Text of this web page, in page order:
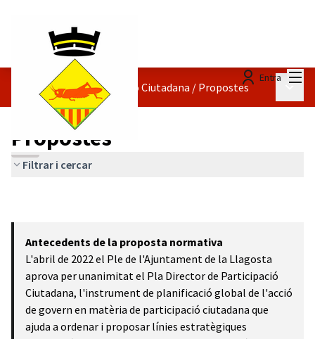
Entra
Reglament de Participació Ciutadana / Propostes
Propostes
Filtrar i cercar
Antecedents de la proposta normativa
L'abril de 2022 el Ple de l'Ajuntament de la Llagosta
aprova per unanimitat el Pla Director de Participació
Ciutadana, l'instrument de planificació global de l'acció
de govern en matèria de participació ciutadana que
ajuda a ordenar i proposar línies estratègiques